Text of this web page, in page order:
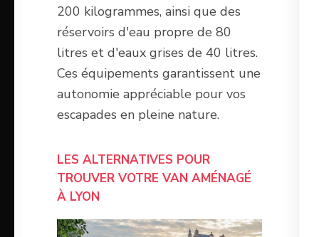
200 kilogrammes, ainsi que des
réservoirs d'eau propre de 80
litres et d'eaux grises de 40 litres.
Ces équipements garantissent une
autonomie appréciable pour vos
escapades en pleine nature.
LES ALTERNATIVES POUR
TROUVER VOTRE VAN AMÉNAGÉ
À LYON